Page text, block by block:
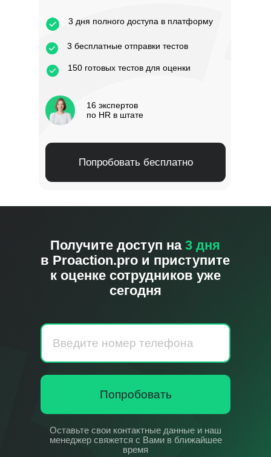
Попробовать бесплатно
16 экспертов
по HR в штате
3 дня полного доступа в платформу
150 готовых тестов для оценки
3 бесплатные отправки тестов
Получите доступ на 3 дня
в Proaction.pro и приступите
к оценке сотрудников уже
сегодня
Оставьте свои контактные данные и наш
менеджер свяжется с Вами в ближайшее
время
Попробовать